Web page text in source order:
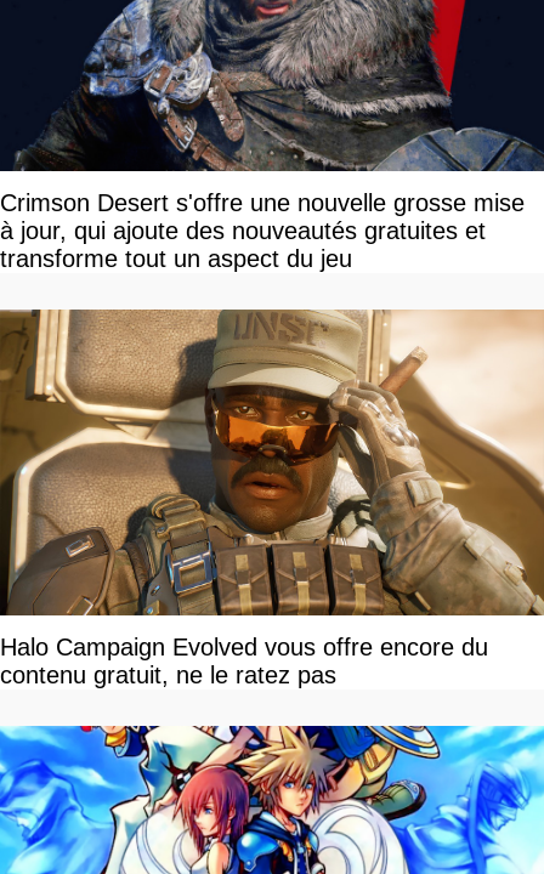
Crimson Desert s'offre une nouvelle grosse mise
à jour, qui ajoute des nouveautés gratuites et
transforme tout un aspect du jeu
Halo Campaign Evolved vous offre encore du
contenu gratuit, ne le ratez pas